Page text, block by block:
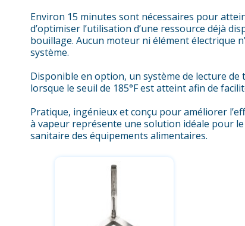
Environ 15 minutes sont nécessaires pour
d’optimiser l’utilisation d’une ressource déjà
bouillage. Aucun moteur ni élément électrique
système.
Disponible en option, un système de lecture
lorsque le seuil de 185°F est atteint afin de
Pratique, ingénieux et conçu pour améliorer
à vapeur représente une solution idéale pour
sanitaire des équipements alimentaires.